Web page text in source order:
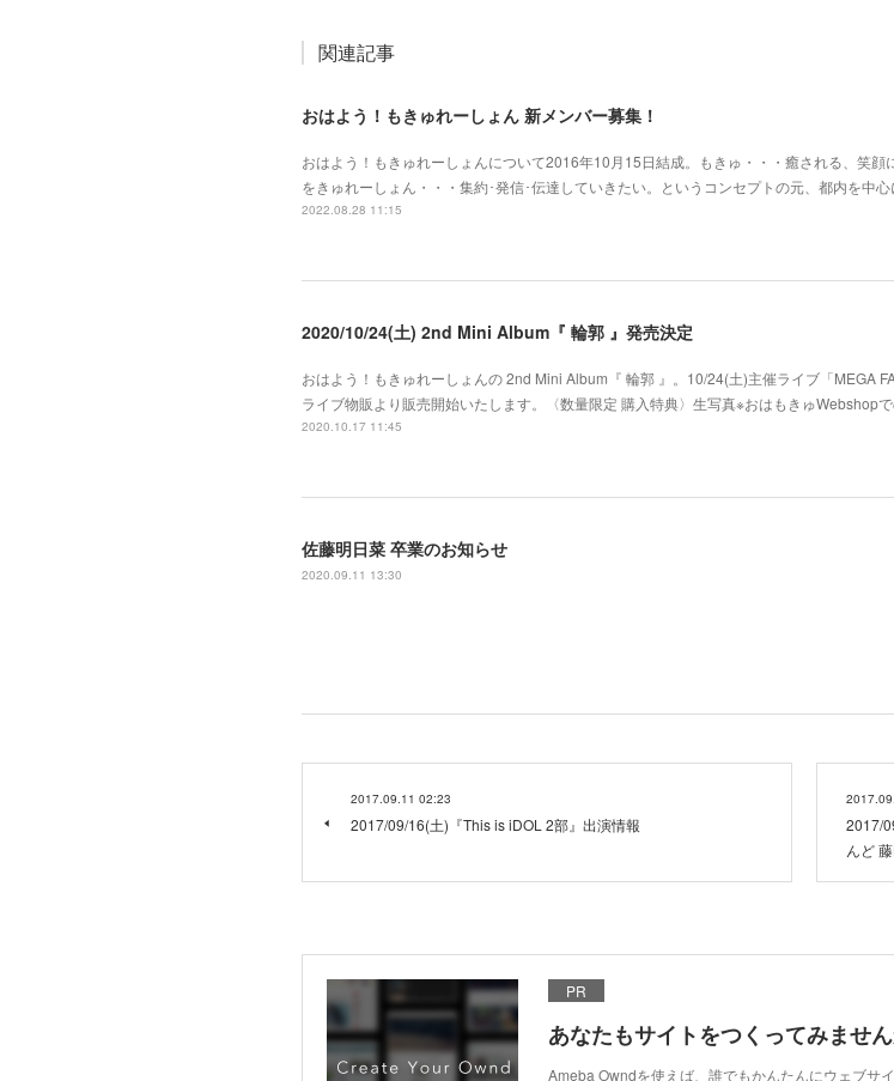
関連記事
おはよう！もきゅれーしょん 新メンバー募集！
おはよう！もきゅれーしょんについて2016年10月15日結成。もきゅ・・・癒される、笑
をきゅれーしょん・・・集約･発信･伝達していきたい。というコンセプトの元、都内を中
2022.08.28 11:15
2020/10/24(土) 2nd Mini Album『 輪郭 』発売決定
おはよう！もきゅれーしょんの 2nd Mini Album『 輪郭 』。10/24(土)主催ライブ「MEGA
ライブ物販より販売開始いたします。〈数量限定 購入特典〉生写真※おはもきゅWebshop
2020.10.17 11:45
佐藤明日菜 卒業のお知らせ
2020.09.11 13:30
2017.09.11 02:23
2017/09/16(土)『This is iDOL 2部』出演情報
2017/
んど
PR
あなたもサイトをつくってみませ
Ameba Owndを使えば、誰でもかんたんにウェブサ